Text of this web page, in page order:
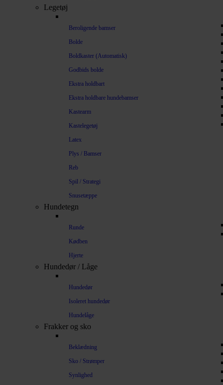
Legetøj
Beroligende bamser
Bolde
Boldkaster (Automatisk)
Godbids bolde
Ekstra holdbart
Ekstra holdbare hundebamser
Kastearm
Kastelegetøj
Latex
Plys / Bamser
Reb
Spil / Strategi
Snusetæppe
Hundetegn
Runde
Kødben
Hjerte
Hundedør / Låge
Hundedør
Isoleret hundedør
Hundelåge
Frakker og sko
Beklædning
Sko / Strømper
Synlighed